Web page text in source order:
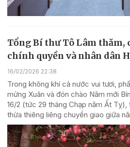
Tổng Bí thư Tô Lâm thăm,
chính quyền và nhân dân
16/02/2026 22:38
Trong không khí cả nước vui tươi,
mừng Xuân và đón chào Năm mới
16/2 (tức 29 tháng Chạp năm Ất
thừa thiêng liêng chuyển giao giữa